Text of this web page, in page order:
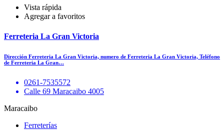
Vista rápida
Agregar a favoritos
Ferreteria La Gran Victoria
Dirección Ferreteria La Gran Victoria, numero de Ferreteria La Gran Victoria, Teléfono
de Ferreteria La Gran…
0261-7535572
Calle 69 Maracaibo 4005
Maracaibo
Ferreterías